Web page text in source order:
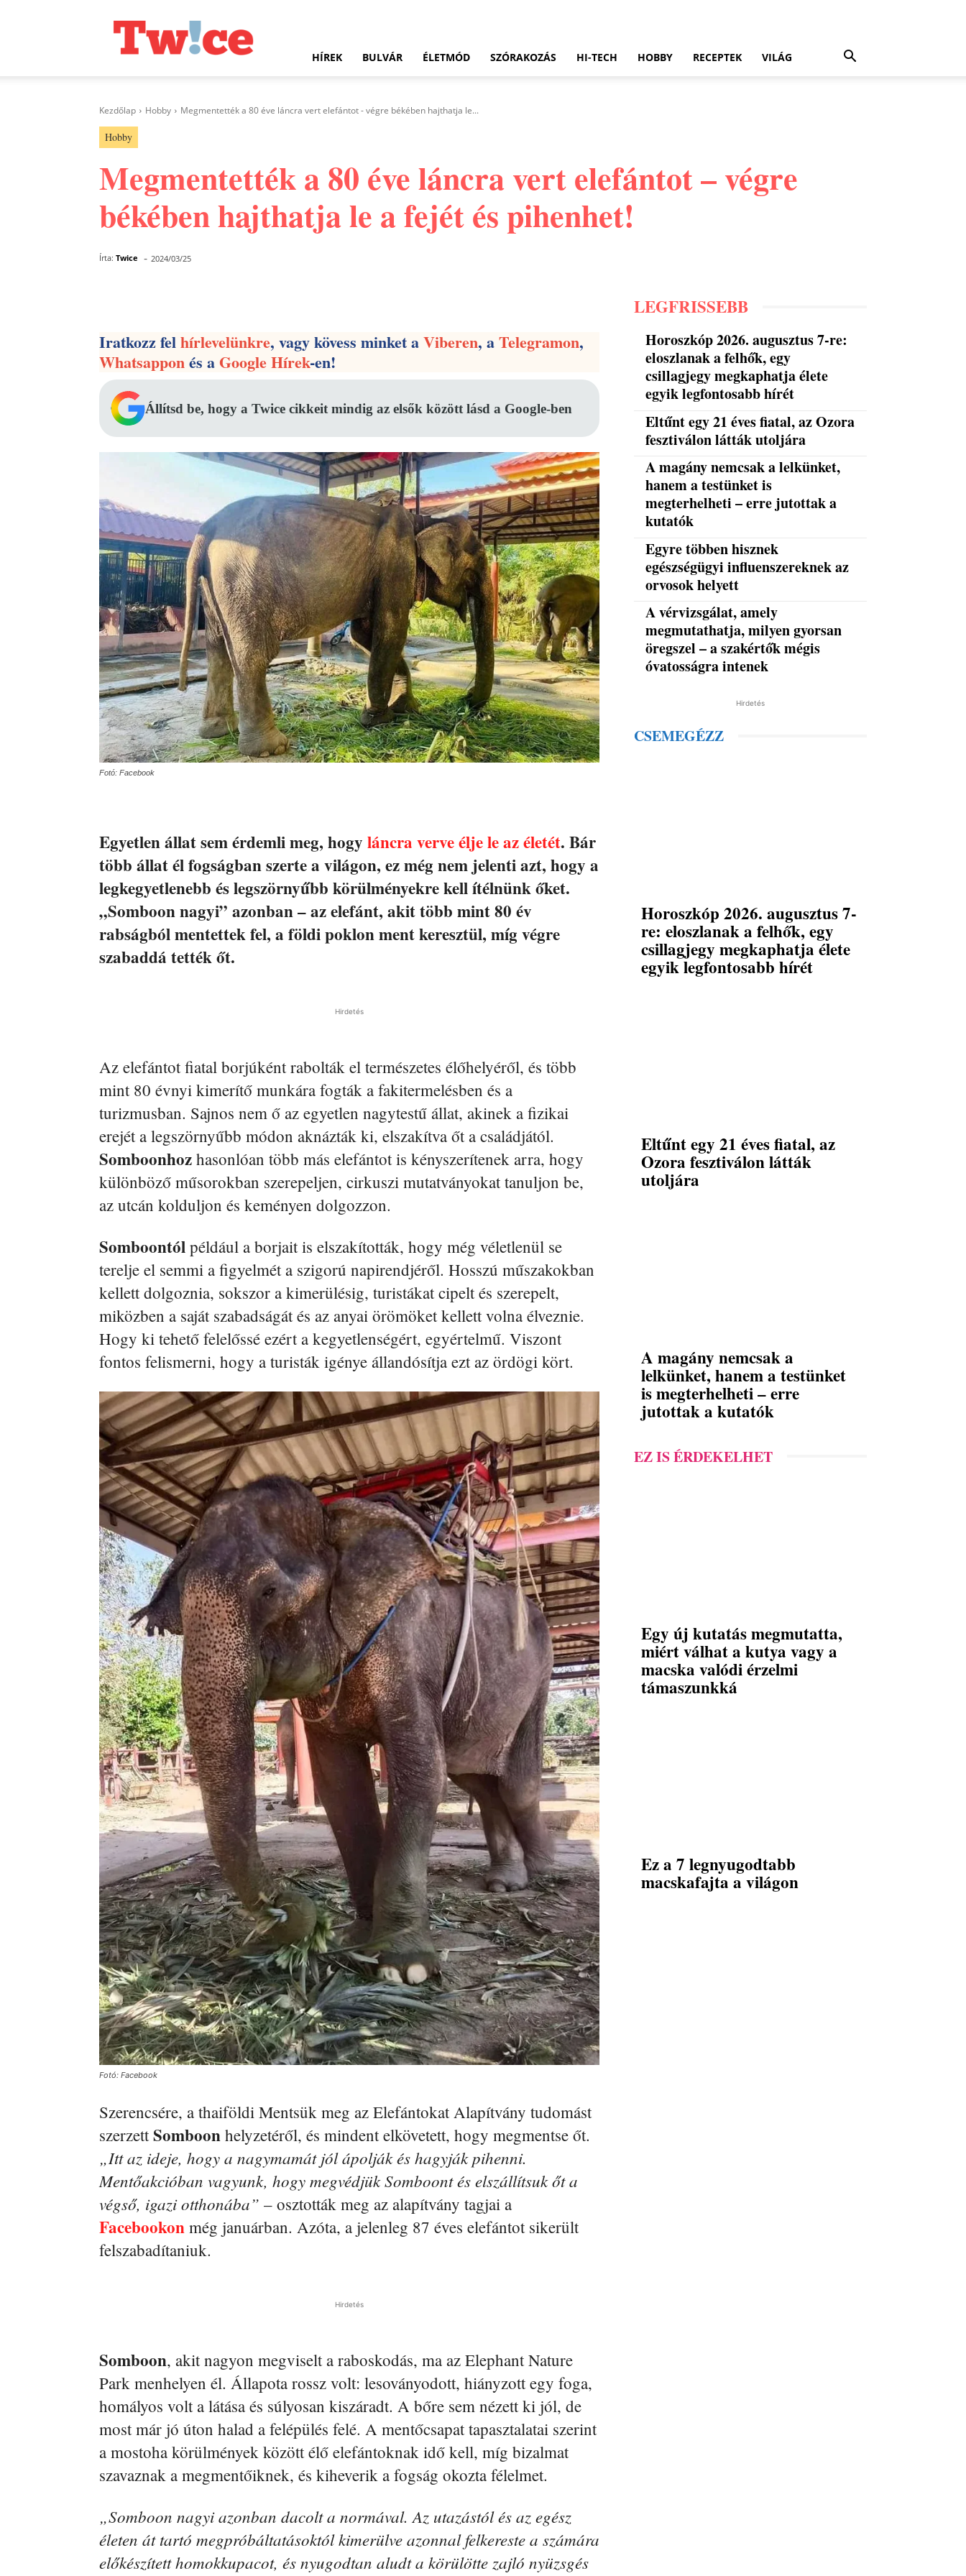
HÍREK BULVÁR ÉLETMÓD SZÓRAKOZÁS HI-TECH HOBBY RECEPTEK VILÁG
Kezdőlap Hobby Megmentették a 80 éve láncra vert elefántot - végre békében hajthatja le...
Hobby
Megmentették a 80 éve láncra vert elefántot – végre
békében hajthatja le a fejét és pihenhet!
Írta: Twice - 2024/03/25
Iratkozz felhírlevelünkre, vagy kövess minket aViberen, aTelegramon,
Whatsapponés aGoogle Hírek-en!
Állítsd be, hogy a Twice cikkeit mindig az elsők között lásd a Google-ben
Fotó: Facebook
Egyetlen állat sem érdemli meg, hogy láncra verve élje le az életét. Bár
több állat él fogságban szerte a világon, ez még nem jelenti azt, hogy a
legkegyetlenebb és legszörnyűbb körülményekre kell ítélnünk őket.
„Somboon nagyi” azonban – az elefánt, akit több mint 80 év
rabságból mentettek fel, a földi poklon ment keresztül, míg végre
szabaddá tették őt.
Hirdetés
Az elefántot fiatal borjúként rabolták el természetes élőhelyéről, és több
mint 80 évnyi kimerítő munkára fogták a fakitermelésben és a
turizmusban. Sajnos nem ő az egyetlen nagytestű állat, akinek a fizikai
erejét a legszörnyűbb módon aknázták ki, elszakítva őt a családjától.
Somboonhoz hasonlóan több más elefántot is kényszerítenek arra, hogy
különböző műsorokban szerepeljen, cirkuszi mutatványokat tanuljon be,
az utcán kolduljon és keményen dolgozzon.
Somboontól például a borjait is elszakították, hogy még véletlenül se
terelje el semmi a figyelmét a szigorú napirendjéről. Hosszú műszakokban
kellett dolgoznia, sokszor a kimerülésig, turistákat cipelt és szerepelt,
miközben a saját szabadságát és az anyai örömöket kellett volna élveznie.
Hogy ki tehető felelőssé ezért a kegyetlenségért, egyértelmű. Viszont
fontos felismerni, hogy a turisták igénye állandósítja ezt az ördögi kört.
Fotó: Facebook
Szerencsére, a thaiföldi Mentsük meg az Elefántokat Alapítvány tudomást
szerzettSomboon helyzetéről, és mindent elkövetett, hogy megmentse őt.
„Itt az ideje, hogy a nagymamát jól ápolják és hagyják pihenni.
Mentőakcióban vagyunk, hogy megvédjük Somboont és elszállítsuk őt a
végső, igazi otthonába” – osztották meg az alapítvány tagjai a
Facebookon még januárban. Azóta, a jelenleg 87 éves elefántot sikerült
felszabadítaniuk.
Hirdetés
Somboon, akit nagyon megviselt a raboskodás, ma az Elephant Nature
Park menhelyen él. Állapota rossz volt: lesoványodott, hiányzott egy foga,
homályos volt a látása és súlyosan kiszáradt. A bőre sem nézett ki jól, de
most már jó úton halad a felépülés felé. A mentőcsapat tapasztalatai szerint
a mostoha körülmények között élő elefántoknak idő kell, míg bizalmat
szavaznak a megmentőiknek, és kiheverik a fogság okozta félelmet.
„Somboon nagyi azonban dacolt a normával. Az utazástól és az egész
életen át tartó megpróbáltatásoktól kimerülve azonnal felkereste a számára
előkészített homokkupacot, és nyugodtan aludt a körülötte zajló nyüzsgés
LEGFRISSEBB
Horoszkóp 2026. augusztus 7-re:
eloszlanak a felhők, egy
csillagjegy megkaphatja élete
egyik legfontosabb hírét
Eltűnt egy 21 éves fiatal, az Ozora
fesztiválon látták utoljára
A magány nemcsak a lelkünket,
hanem a testünket is
megterhelheti – erre jutottak a
kutatók
Egyre többen hisznek
egészségügyi influenszereknek az
orvosok helyett
A vérvizsgálat, amely
megmutathatja, milyen gyorsan
öregszel – a szakértők mégis
óvatosságra intenek
Hirdetés
CSEMEGÉZZ
Horoszkóp 2026. augusztus 7-
re: eloszlanak a felhők, egy
csillagjegy megkaphatja élete
egyik legfontosabb hírét
Eltűnt egy 21 éves fiatal, az
Ozora fesztiválon látták
utoljára
A magány nemcsak a
lelkünket, hanem a testünket
is megterhelheti – erre
jutottak a kutatók
EZ IS ÉRDEKELHET
Egy új kutatás megmutatta,
miért válhat a kutya vagy a
macska valódi érzelmi
támaszunkká
Ez a 7 legnyugodtabb
macskafajta a világon